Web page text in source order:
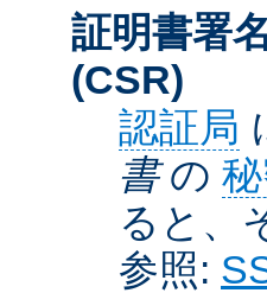
証明書署
(CSR)
認証局
書の
ると、
参照: